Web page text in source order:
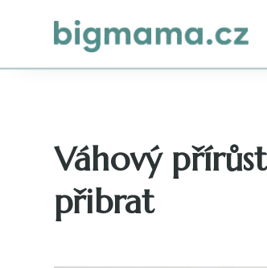
Váhový
přibrat